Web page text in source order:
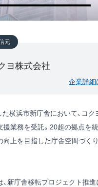
元
ヨ株式会社
企業詳細
横浜市新庁舎において、コク
業務を受託。20超の拠点を
向上を目指した庁舎空間づく
、新庁舎移転プロジェクト推